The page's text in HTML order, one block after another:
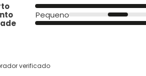
Pequeno
verificado